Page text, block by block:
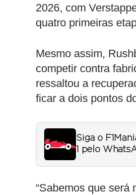
2026, com
quatro primeiras
Mesmo assim,
competir contra
ressaltou a
ficar a dois pontos
Siga o
1 pelo
“Sabemos que será